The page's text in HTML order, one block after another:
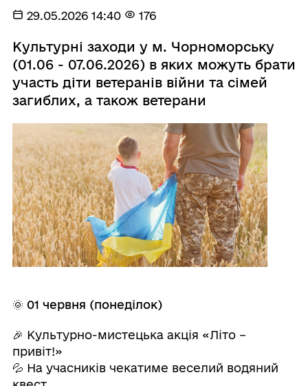
29.05.2026 14:40 176
Культурні заходи у м. Чорноморську
(01.06 - 07.06.2026) в яких можуть брати
участь діти ветеранів війни та сімей
загиблих, а також ветерани
🌞 01 червня (понеділок)
🎉 Культурно-мистецька акція «Літо –
привіт!»
💦 На учасників чекатиме веселий водяний